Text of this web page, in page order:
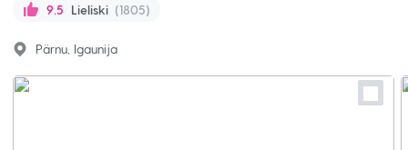
9.5 Lieliski (1805)
Pärnu, Igaunija